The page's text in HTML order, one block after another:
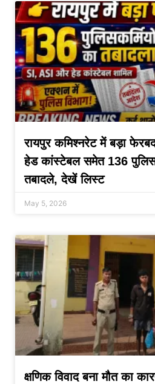
रायपुर कमिश्नरेट में बड़ा
हेड कांस्टेबल समेत 136
तबादले, देखें लिस्ट
May 5, 2026
क्षणिक विवाद बना मौत का